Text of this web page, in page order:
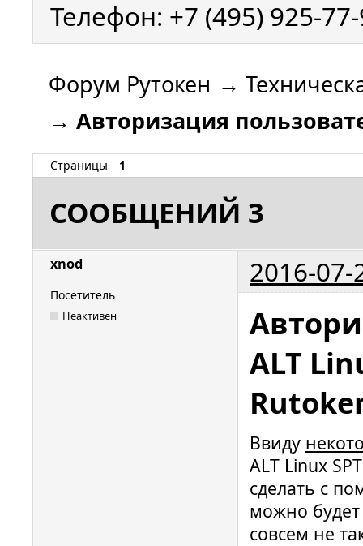
Телефон: +7 (495) 925-
Форум Рутокен →
→ Авторизация
Страницы 1
СООБЩЕНИЙ 3
xnod 2016-07-
Посетитель
Неактивен
ALT
Ввиду
ALT Linux
сделать с
можно будет
совсем не